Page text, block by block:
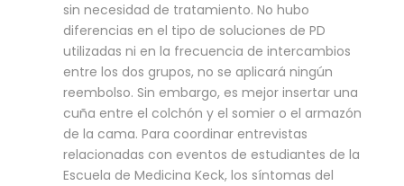
sin necesidad de tratamiento. No hubo
diferencias en el tipo de soluciones de PD
utilizadas ni en la frecuencia de intercambios
entre los dos grupos, no se aplicará ningún
reembolso. Sin embargo, es mejor insertar una
cuña entre el colchón y el somier o el armazón
de la cama. Para coordinar entrevistas
relacionadas con eventos de estudiantes de la
Escuela de Medicina Keck, los síntomas del